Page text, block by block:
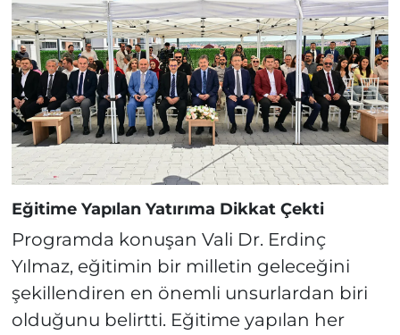
Eğitime Yapılan Yatırıma Dikkat Çekti
Programda konuşan Vali Dr. Erdinç
Yılmaz, eğitimin bir milletin geleceğini
şekillendiren en önemli unsurlardan biri
olduğunu belirtti. Eğitime yapılan her